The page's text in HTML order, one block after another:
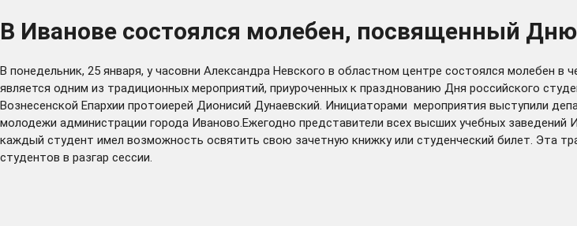
В Иванове состоялся молебен, посвященный Дню
В понедельник, 25 января, у часовни Александра Невского в областном центре состоялся молебен
является одним из традиционных мероприятий, приуроченных к празднованию Дня российского
Вознесенской Епархии протоиерей Дионисий Дунаевский. Инициаторами мероприятия выступили
молодежи администрации города Иваново.Ежегодно представители всех высших учебных
каждый студент имел возможность освятить свою зачетную книжку или студенческий билет. Эта
студентов в разгар сессии.